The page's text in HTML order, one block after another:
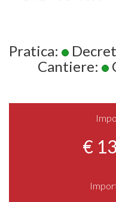
Pratica:
Cantiere:
€